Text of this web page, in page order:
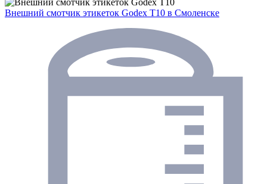
Внешний смотчик этикеток Godex T10 в Смоленске